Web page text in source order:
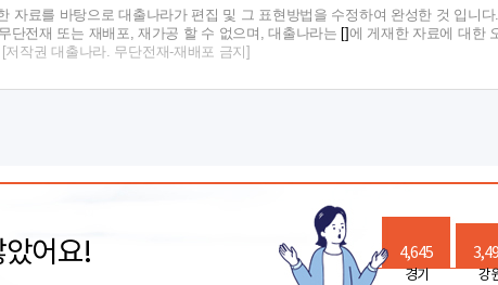
자료를 바탕으로 대출나라가 편집 및 그 표현방법을 수정하여 완성한 것 입니다.
단전재 또는 재배포, 재가공 할 수 없으며, 대출나라는
에 게재한 자료에 대한
[저작권 대출나라. 무단전재-재배포 금지]
았어요! 4,645
경기 강